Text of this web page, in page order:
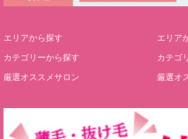
エリアから探す
カテゴリーから探す
厳選オススメサロン
エリア
カテゴ
厳選オ